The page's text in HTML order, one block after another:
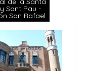
Sant Pau -
San Rafael